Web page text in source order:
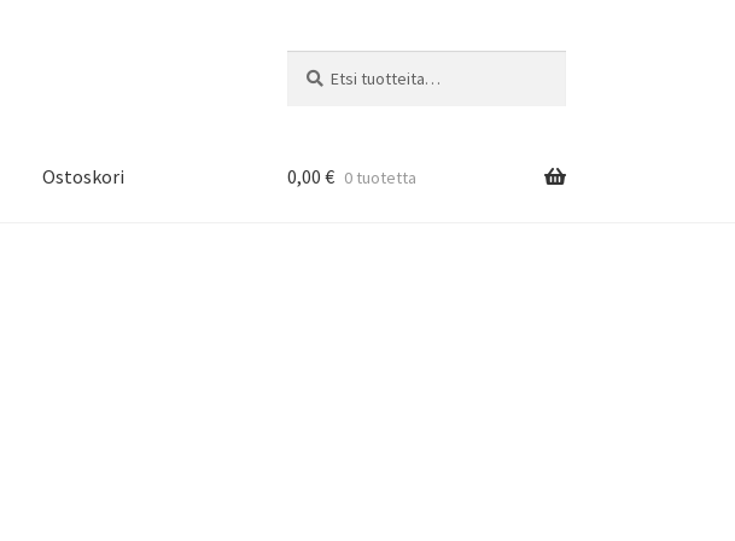
Ostoskori 0,00 € 0 tuotetta